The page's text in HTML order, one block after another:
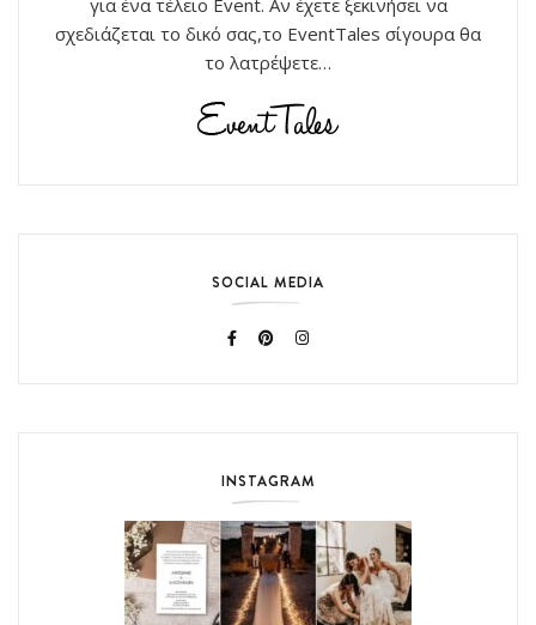
για ένα τέλειο Event. Αν έχετε ξεκινήσει να
σχεδιάζεται το δικό σας,το EventTales σίγουρα θα
το λατρέψετε…
SOCIAL MEDIA
INSTAGRAM